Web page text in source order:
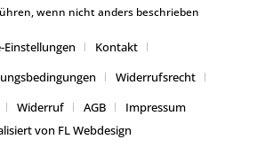
wenn nicht anders beschrieben
Einstellungen
Kontakt
Widerrufsrecht
Widerruf AGB
Impressum
von FL Webdesign